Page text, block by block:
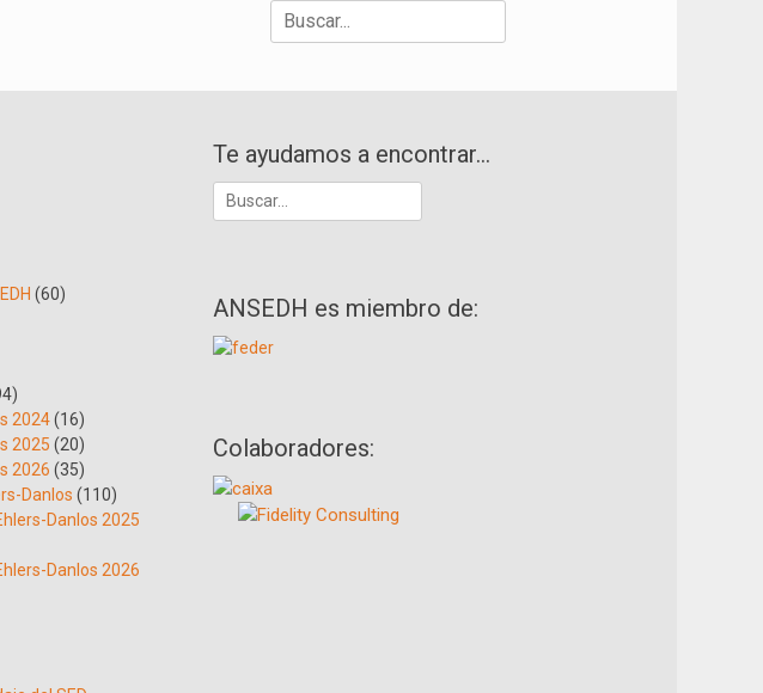
Buscar:
(60)
2024(16)
2025 (20)
2026 (35)
Danlos (110)
Danlos 2025
Danlos 2026
Te ayudamos a encontrar…
Buscar:
ANSEDH es miembro de:
Colaboradores: